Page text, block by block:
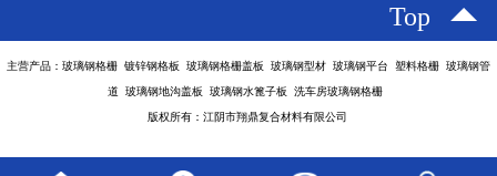
Top
主营产品：玻璃钢格栅 镀锌钢格板 玻璃钢格栅盖板 玻璃钢型材 玻璃钢平台 塑料格栅 玻璃钢管
道 玻璃钢地沟盖板 玻璃钢水篦子板 洗车房玻璃钢格栅
版权所有：江阴市翔鼎复合材料有限公司